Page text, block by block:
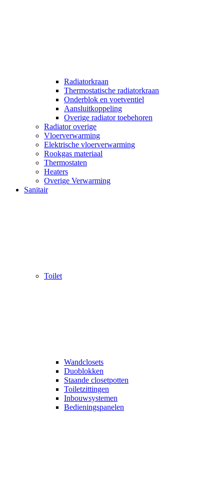
Radiatorkraan
Thermostatische radiatorkraan
Onderblok en voetventiel
Aansluitkoppeling
Overige radiator toebehoren
Radiator overige
Vloerverwarming
Elektrische vloerverwarming
Rookgas materiaal
Thermostaten
Heaters
Overige Verwarming
Sanitair
Toilet
Wandclosets
Duoblokken
Staande closetpotten
Toiletzittingen
Inbouwsystemen
Bedieningspanelen